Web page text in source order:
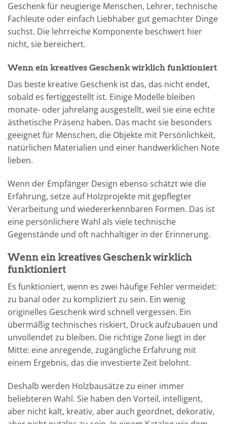
Geschenk für neugierige Menschen, Lehrer, technische
Fachleute oder einfach Liebhaber gut gemachter Dinge
suchst. Die lehrreiche Komponente beschwert hier
nicht, sie bereichert.
Wenn ein kreatives Geschenk wirklich funktioniert
Das beste kreative Geschenk ist das, das nicht endet,
sobald es fertiggestellt ist. Einige Modelle bleiben
monate- oder jahrelang ausgestellt, weil sie eine echte
ästhetische Präsenz haben. Das macht sie besonders
geeignet für Menschen, die Objekte mit Persönlichkeit,
natürlichen Materialien und einer handwerklichen Note
lieben.
Wenn der Empfänger Design ebenso schätzt wie die
Erfahrung, setze auf Holzprojekte mit gepflegter
Verarbeitung und wiedererkennbaren Formen. Das ist
eine persönlichere Wahl als viele technische
Gegenstände und oft nachhaltiger in der Erinnerung.
Wenn ein kreatives Geschenk wirklich
funktioniert
Es funktioniert, wenn es zwei häufige Fehler vermeidet:
zu banal oder zu kompliziert zu sein. Ein wenig
originelles Geschenk wird schnell vergessen. Ein
übermäßig technisches riskiert, Druck aufzubauen und
unvollendet zu bleiben. Die richtige Zone liegt in der
Mitte: eine anregende, zugängliche Erfahrung mit
einem Ergebnis, das die investierte Zeit belohnt.
Deshalb werden Holzbausätze zu einer immer
beliebteren Wahl. Sie haben den Vorteil, intelligent,
aber nicht kalt, kreativ, aber auch geordnet, dekorativ,